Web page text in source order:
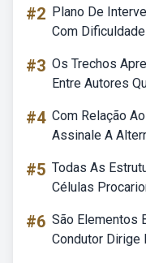
#2 Plano De
Com
#3 Os Trechos
Entre Autores
#4 Com Relação
Assinale A
#5 Todas As
Células
#6 São Elementos
Condutor Dirige